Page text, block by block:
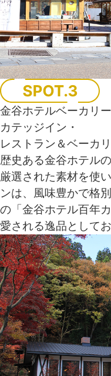
金谷ホテルベーカリー
カテッジイン・
レストラン＆ベーカ
歴史ある金谷ホテル
厳選された素材を使
ンは、風味豊かで格
の「金谷ホテル百年
愛される逸品として